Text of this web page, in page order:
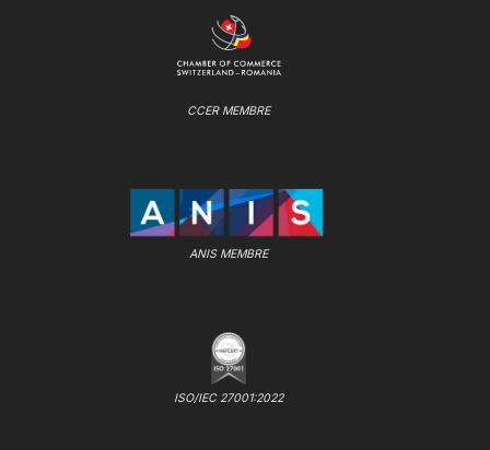
CCER MEMBRE
ANIS MEMBRE
ISO/IEC 27001:2022